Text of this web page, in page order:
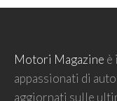
Motori Magazine è
appassionati di
aggiornati sulle